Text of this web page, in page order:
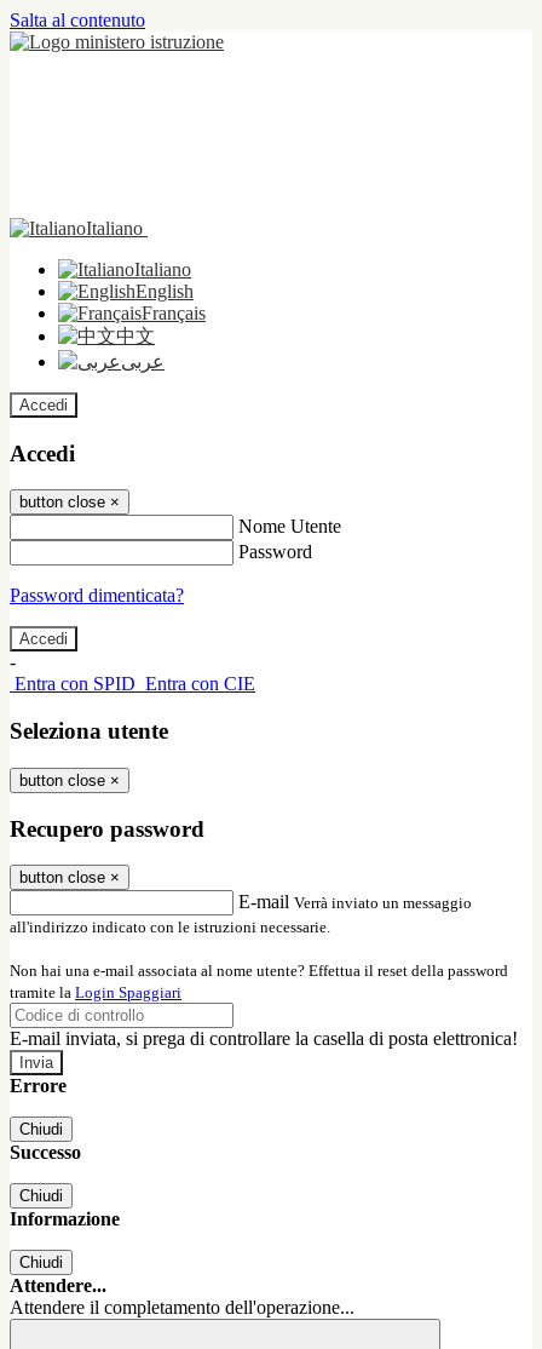
Salta al contenuto
Italiano
Italiano
English
Français
中文
عربى
Accedi
Accedi
button close ×
Nome Utente
Password
Password dimenticata?
-
Entra con SPID Entra con CIE
Seleziona utente
button close ×
Recupero password
button close ×
E-mail Verrà inviato un messaggio
all'indirizzo indicato con le istruzioni necessarie.
Non hai una e-mail associata al nome utente? Effettua il reset della password
tramite la Login Spaggiari
E-mail inviata, si prega di controllare la casella di posta elettronica!
Errore
Chiudi
Successo
Chiudi
Informazione
Chiudi
Attendere...
Attendere il completamento dell'operazione...